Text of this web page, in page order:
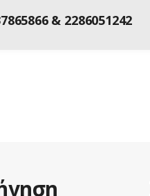
& 2286051242